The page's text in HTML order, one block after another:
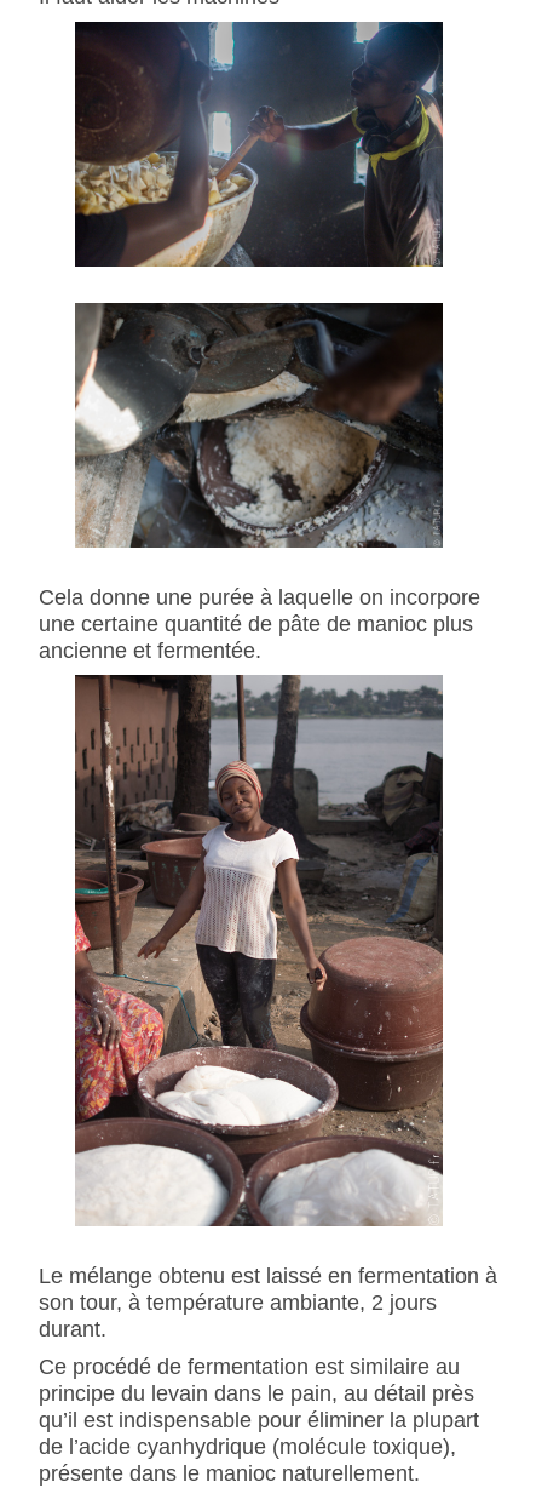
Cela donne une purée à laquelle on incorpore
une certaine quantité de pâte de manioc plus
ancienne et fermentée.
Le mélange obtenu est laissé en fermentation à
son tour, à température ambiante, 2 jours
durant.
Ce procédé de fermentation est similaire au
principe du levain dans le pain, au détail près
qu’il est indispensable pour éliminer la plupart
de l’acide cyanhydrique (molécule toxique),
présente dans le manioc naturellement.